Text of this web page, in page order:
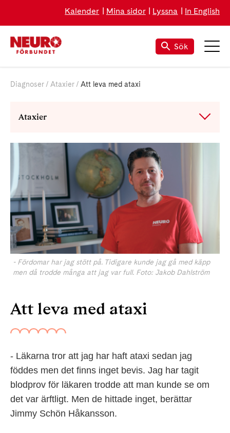
Kalender Mina sidor Lyssna In English
Sök
Diagnoser Ataxier Att leva med ataxi
Ataxier
- Fördomar har jag stött på. Tidigare kunde jag gå med käpp
men då trodde många att jag var full. Foto: Jakob Dahlström
Att leva med ataxi
- Läkarna tror att jag har haft ataxi sedan jag
föddes men det finns inget bevis. Jag har tagit
blodprov för läkaren trodde att man kunde se om
det var ärftligt. Men de hittade inget, berättar
Jimmy Schön Håkansson.